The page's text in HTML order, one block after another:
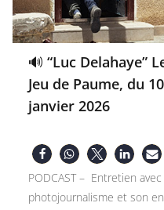
🔊 “Luc Delahaye”
Jeu de Paume, du
janvier 2026
PODCAST – Entretien
photojournalisme et son